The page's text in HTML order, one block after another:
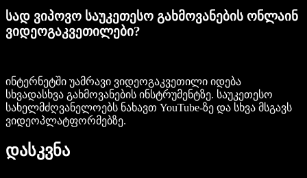
სად ვიპოვო საუკეთესო გახმოვანების ონლაინ
ვიდეოგაკვეთილები?
ინტერნეტში უამრავი ვიდეოგაკვეთილი იდება
სხვადასხვა გახმოვანების ინსტრუმენტზე. საუკეთესო
სახელმძღვანელოებს ნახავთ YouTube-ზე და სხვა მსგავს
ვიდეოპლატფორმებზე.
დასკვნა